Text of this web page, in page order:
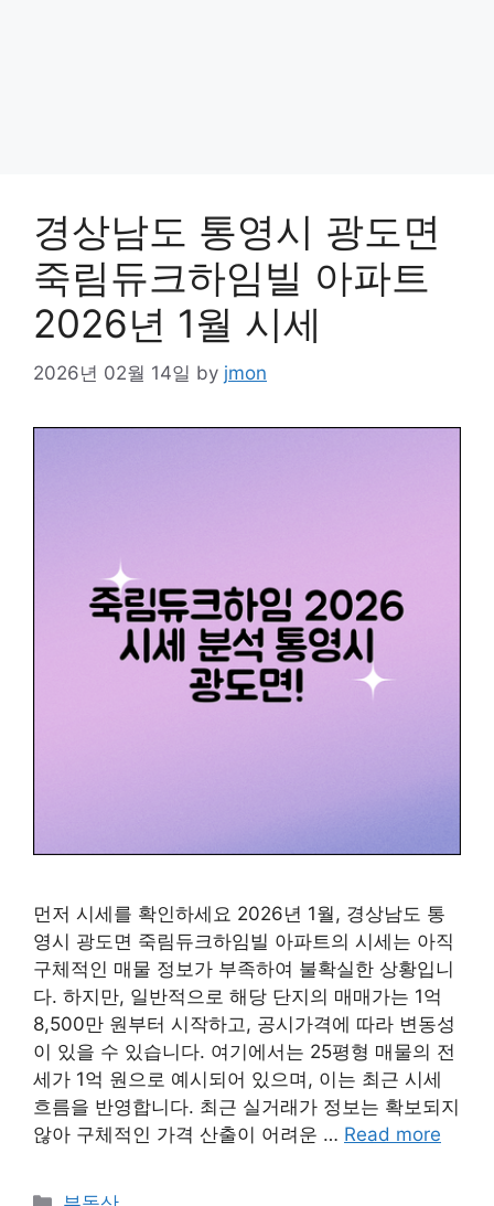
경상남도 통영시 광도면
죽림듀크하임빌 아파트
2026년 1월 시세
2026년 02월 14일 by jmon
먼저 시세를 확인하세요 2026년 1월, 경상남도 통
영시 광도면 죽림듀크하임빌 아파트의 시세는 아직
구체적인 매물 정보가 부족하여 불확실한 상황입니
다. 하지만, 일반적으로 해당 단지의 매매가는 1억
8,500만 원부터 시작하고, 공시가격에 따라 변동성
이 있을 수 있습니다. 여기에서는 25평형 매물의 전
세가 1억 원으로 예시되어 있으며, 이는 최근 시세
흐름을 반영합니다. 최근 실거래가 정보는 확보되지
않아 구체적인 가격 산출이 어려운 … Read more
Categories